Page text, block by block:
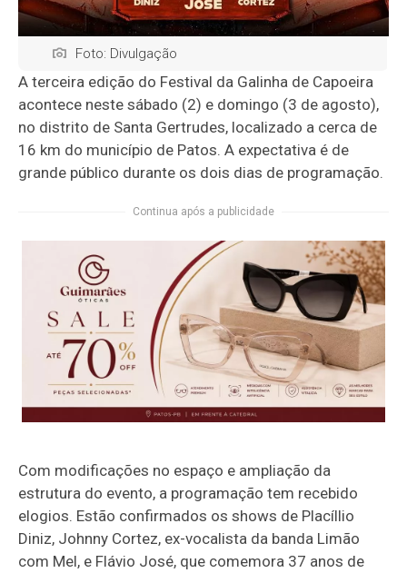
Foto: Divulgação
A terceira edição do Festival da Galinha de Capoeira
acontece neste sábado (2) e domingo (3 de agosto),
no distrito de Santa Gertrudes, localizado a cerca de
16 km do município de Patos. A expectativa é de
grande público durante os dois dias de programação.
Continua após a publicidade
Com modificações no espaço e ampliação da
estrutura do evento, a programação tem recebido
elogios. Estão confirmados os shows de Placíllio
Diniz, Johnny Cortez, ex-vocalista da banda Limão
com Mel, e Flávio José, que comemora 37 anos de